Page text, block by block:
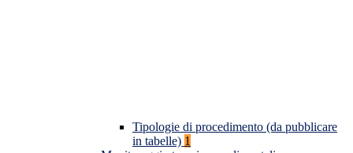
Tipologie di procedimento (da pubblicare
in tabelle) 1